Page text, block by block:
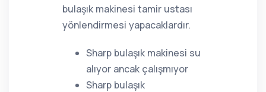
bulaşık makinesi tamir ustası
yönlendirmesi yapacaklardır.
Sharp bulaşık makinesi su
alıyor ancak çalışmıyor
Sharp bulaşık